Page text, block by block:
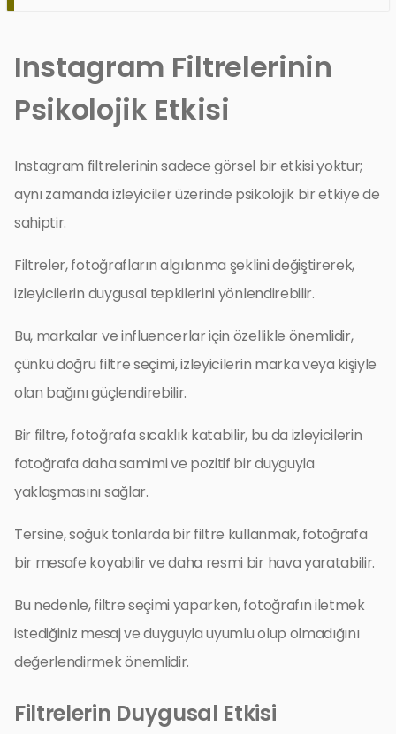
Instagram Filtrelerinin
Psikolojik Etkisi
Instagram filtrelerinin sadece görsel bir etkisi yoktur;
aynı zamanda izleyiciler üzerinde psikolojik bir etkiye de
sahiptir.
Filtreler, fotoğrafların algılanma şeklini değiştirerek,
izleyicilerin duygusal tepkilerini yönlendirebilir.
Bu, markalar ve influencerlar için özellikle önemlidir,
çünkü doğru filtre seçimi, izleyicilerin marka veya kişiyle
olan bağını güçlendirebilir.
Bir filtre, fotoğrafa sıcaklık katabilir, bu da izleyicilerin
fotoğrafa daha samimi ve pozitif bir duyguyla
yaklaşmasını sağlar.
Tersine, soğuk tonlarda bir filtre kullanmak, fotoğrafa
bir mesafe koyabilir ve daha resmi bir hava yaratabilir.
Bu nedenle, filtre seçimi yaparken, fotoğrafın iletmek
istediğiniz mesaj ve duyguyla uyumlu olup olmadığını
değerlendirmek önemlidir.
Filtrelerin Duygusal Etkisi